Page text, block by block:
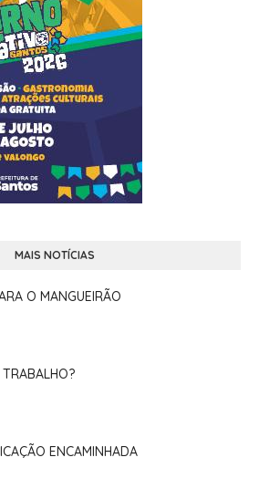
MAIS NOTÍCIAS
O MANGUEIRÃO
ENCAMINHADA